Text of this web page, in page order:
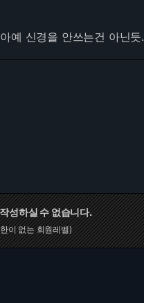
예 신경을 안쓰는건 아닌듯.
성하실 수 없습니다.
이 없는 회원레벨)